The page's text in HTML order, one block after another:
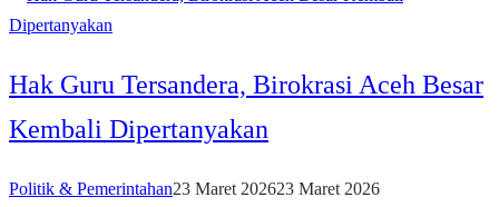
Hak Guru Tersandera, Birokrasi Aceh Besar
Kembali Dipertanyakan
Politik & Pemerintahan23 Maret 202623 Maret 2026